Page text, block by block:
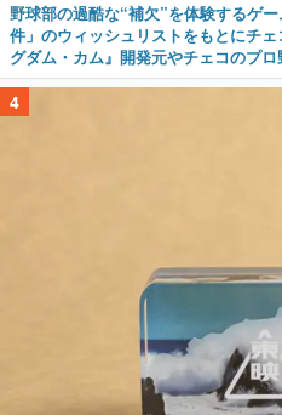
野球部の過酷な“補欠”を体験するゲ
件」のウィッシュリストをもとにチ
グダム・カム』開発元やチェコのプ
4